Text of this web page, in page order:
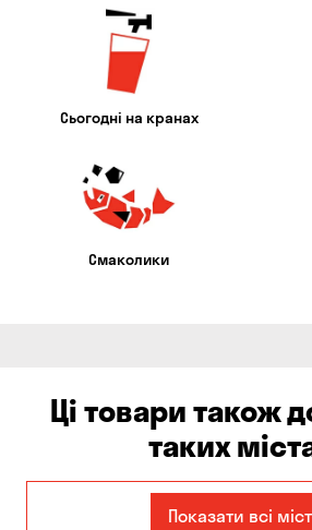
Сьогодні на кранах
Смаколики
Ці товари також
таких
БалабинеПоказати всі